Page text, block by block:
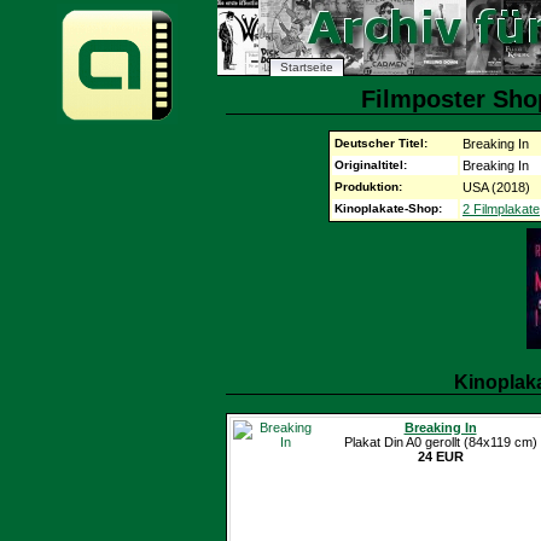
Startseite
Filmposter
Deutscher Titel: Breaking In
Originaltitel: Breaking In
Produktion: USA (2018)
Kinoplakate-Shop: 2 Filmplakate
Breaking In
Plakat Din A0 gerollt (84x119 cm)
24 EUR